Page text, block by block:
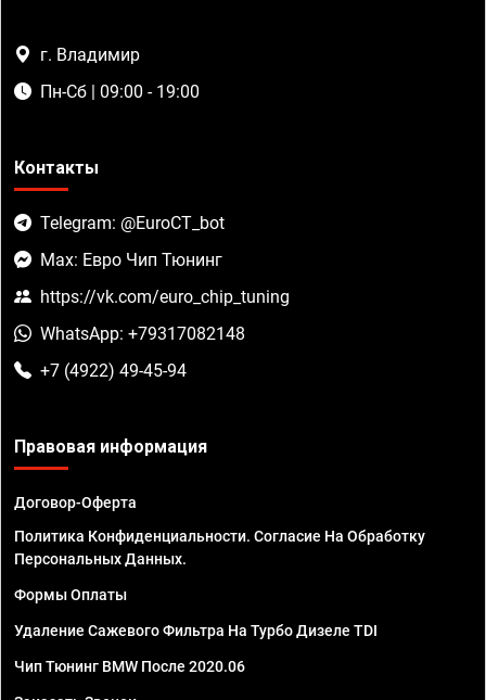
г. Владимир
Пн-Сб | 09:00 - 19:00
Контакты
Telegram: @EuroCT_bot
Max: Евро Чип Тюнинг
https://vk.com/euro_chip_tuning
WhatsApp: +79317082148
+7 (4922) 49-45-94
Правовая информация
Договор-Оферта
Политика Конфиденциальности. Согласие На Обработку
Персональных Данных.
Формы Оплаты
Удаление Сажевого Фильтра На Турбо Дизеле TDI
Чип Тюнинг BMW После 2020.06